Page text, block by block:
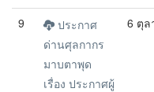
9
ประกาศ
ด่านศุลกากร
มาบตาพุด
เรื่อง ประกาศผู้
6 ตุล